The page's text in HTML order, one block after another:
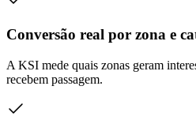
Conversão real por zona e
A KSI mede quais zonas geram
recebem passagem.